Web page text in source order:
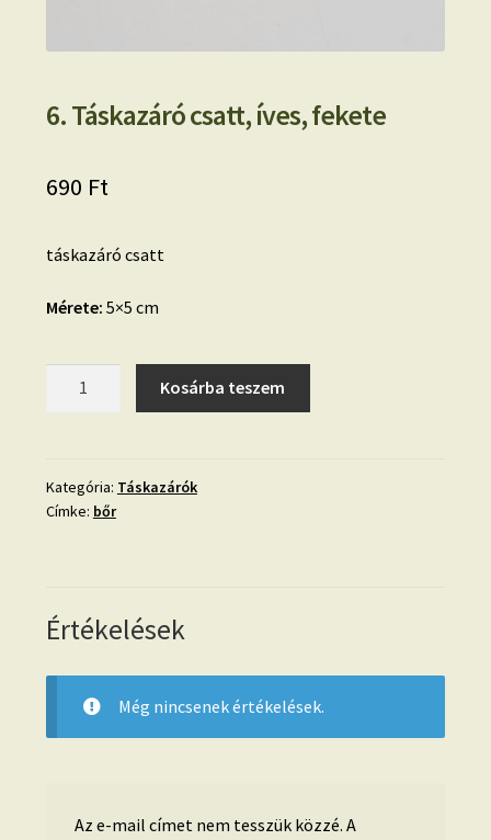
6. Táskazáró csatt, íves, fekete
690 Ft
táskazáró csatt
Mérete: 5×5 cm
fekete
mennyiség
Kosárba teszem
Kategória: Táskazárók
Címke: bőr
Értékelések
Még nincsenek értékelések.
Az e-mail címet nem tesszük közzé. A